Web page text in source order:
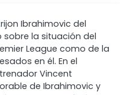
Ibrahimovic del
sobre la situación del
League como de la
en él. En el
Vincent
de Ibrahimovic y